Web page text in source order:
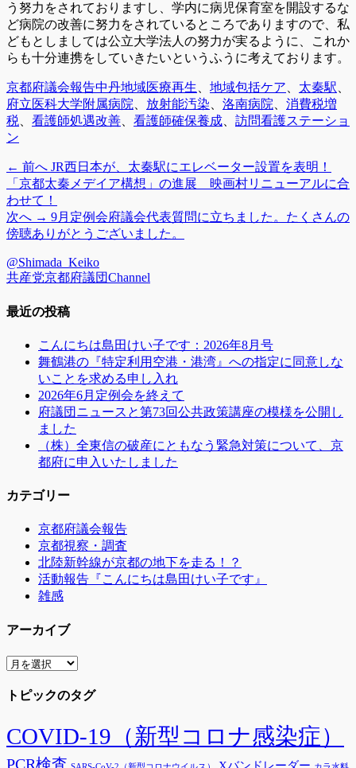
う努力をされておりますし、学内に病児保育室を開設するな
ど病院の改善に努力をされているところでありますので、私
どもとしましては公立大学法人の努力が実るように、これか
らも十分連携をしていきたいというふうに考えております。
カ
テ
ゴ
リ
京都府議会報告タ
グ
中丹地域医療再生 地域包括ケア 太秦駅
府立医科大学附属病院
放射能汚染 洛南病院
消費税増
税
看護師処遇改善 看護師確保養成
訪問看護ステーショ
ン
投
稿
ナ
ゲ
シ
← 前へ 前
の
投
稿:
JR西日本が、太秦駅にエレベーター設置を表明！
「京都太秦メデイア構想」の進展 映画村リニューアルに合
わせて！
次へ → 次
の
稿:
9月定例会府議会代表質問に立ちました。たくさんの
傍聴ありがとうございました。
@Shimada_Keiko
共産党京都府議団Channel
最近の投稿
こんにちは島田けい子です：2026年8月号
舞鶴港の『特定利用空港・港湾』への指定に同意しな
いことを求める申し入れ
2026年6月定例会を終えて
府議団ニュースと第73回公共政策講座の模様を公開し
ました
（株）全東信の破産にともなう緊急対策について、京
都府に申入いたしました
カテゴリー
京都府議会報告
京都視察・調査
北陸新幹線が京都の地下を走る！？
活動報告『こんにちは島田けい子です』
雑感
アーカイブ
ア
カ
ブ
トピックのタグ
COVID-19（新型コロナ感染症）
PCR検査